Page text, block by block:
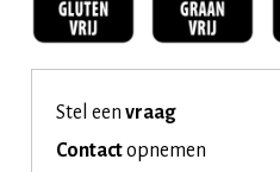
Stel een vraag
Contactopnemen